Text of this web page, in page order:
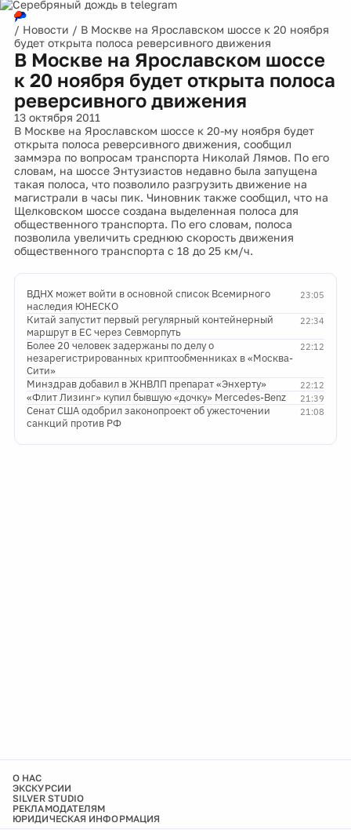
/ Новости / В Москве на Ярославском шоссе к 20 ноября
будет открыта полоса реверсивного движения
В Москве на Ярославском шоссе
к 20 ноября будет открыта полоса
реверсивного движения
13 октября 2011
В Москве на Ярославском шоссе к 20-му ноября будет
открыта полоса реверсивного движения, сообщил
заммэра по вопросам транспорта Николай Лямов. По его
словам, на шоссе Энтузиастов недавно была запущена
такая полоса, что позволило разгрузить движение на
магистрали в часы пик. Чиновник также сообщил, что на
Щелковском шоссе создана выделенная полоса для
общественного транспорта. По его словам, полоса
позволила увеличить среднюю скорость движения
общественного транспорта с 18 до 25 км/ч.
23:05
ВДНХ может войти в основной список Всемирного
наследия ЮНЕСКО
22:34
Китай запустит первый регулярный контейнерный
маршрут в ЕС через Севморпуть
22:12
Более 20 человек задержаны по делу о
незарегистрированных криптообменниках в «Москва-
Сити»
22:12
Минздрав добавил в ЖНВЛП препарат «Энхерту»
21:39
«Флит Лизинг» купил бывшую «дочку» Mercedes-Benz
21:08
Сенат США одобрил законопроект об ужесточении
санкций против РФ
О НАС
ЭКСКУРСИИ
SILVER STUDIO
РЕКЛАМОДАТЕЛЯМ
ЮРИДИЧЕСКАЯ ИНФОРМАЦИЯ